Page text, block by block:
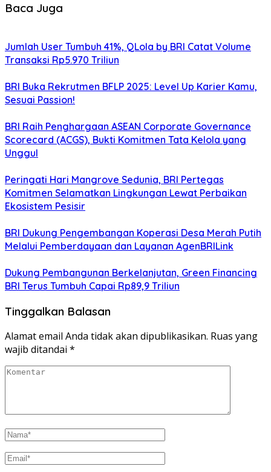
Baca Juga
Jumlah User Tumbuh 41%, QLola by BRI Catat Volume
Transaksi Rp5.970 Triliun
BRI Buka Rekrutmen BFLP 2025: Level Up Karier Kamu,
Sesuai Passion!
BRI Raih Penghargaan ASEAN Corporate Governance
Scorecard (ACGS), Bukti Komitmen Tata Kelola yang
Unggul
Peringati Hari Mangrove Sedunia, BRI Pertegas
Komitmen Selamatkan Lingkungan Lewat Perbaikan
Ekosistem Pesisir
BRI Dukung Pengembangan Koperasi Desa Merah Putih
Melalui Pemberdayaan dan Layanan AgenBRILink
Dukung Pembangunan Berkelanjutan, Green Financing
BRI Terus Tumbuh Capai Rp89,9 Triliun
Tinggalkan Balasan
Alamat email Anda tidak akan dipublikasikan. Ruas yang
wajib ditandai *